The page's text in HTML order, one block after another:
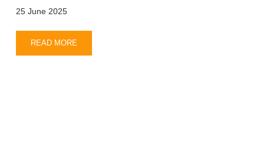
25 June 2025
READ MORE